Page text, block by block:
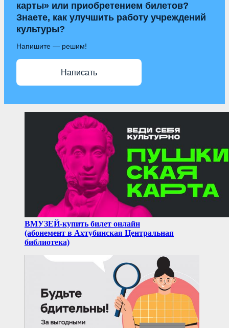
карты» или приобретением билетов?
Знаете, как улучшить работу учреждений
культуры?
Напишите — решим!
Написать
ВМУЗЕЙ-купить билет онлайн
(абонемент в Ахтубинская Центральная
библиотека)